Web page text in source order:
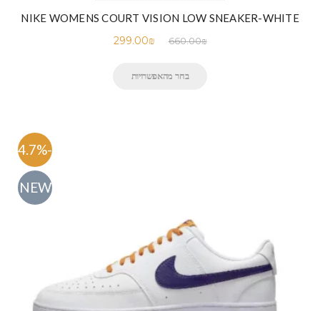
NIKE WOMENS COURT VISION LOW SNEAKER-WHITE
660.00₪
299.00₪
בחר מהאפשרויות
-54.7%
NEW